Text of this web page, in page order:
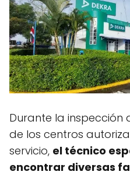
Durante la inspección
de los centros
servicio, el técnico
encontrar diversas